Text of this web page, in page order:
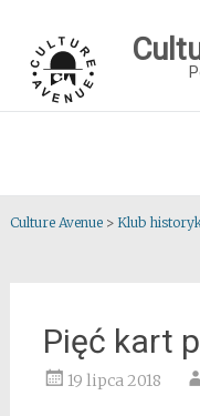
content
Culture Avenue> Klub
Pięć kart
19 lipca 2018